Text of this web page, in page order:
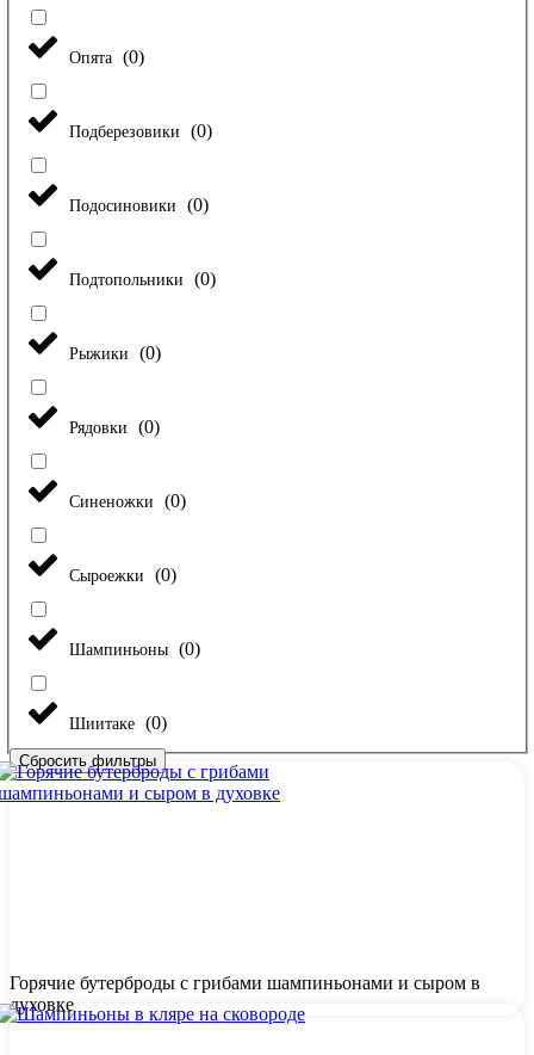
Опята (0)
Подберезовики (0)
Подосиновики (0)
Подтопольники (0)
Рыжики (0)
Рядовки (0)
Синеножки (0)
Сыроежки (0)
Шампиньоны (0)
Шиитаке (0)
Сбросить фильтры
Горячие бутерброды с грибами шампиньонами и сыром в
духовке